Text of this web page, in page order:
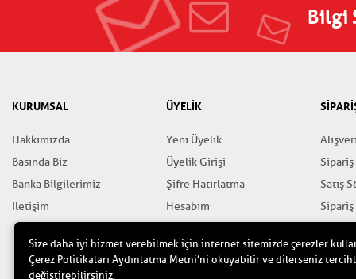
Bilgi
KURUMSAL
Hakkımızda
Basında Biz
Banka Bilgilerimiz
İletişim
ÜYELİK
Yeni Üyelik
Üyelik Girişi
Şifre Hatırlatma
Hesabım
Sipariş
Satış
Yardım
Size daha iyi hizmet verebilmek için internet sitemizde çerezler
Çerez Politikaları Aydınlatma Metni’ni okuyabilir ve dilerseniz
değiştirebilirsiniz.